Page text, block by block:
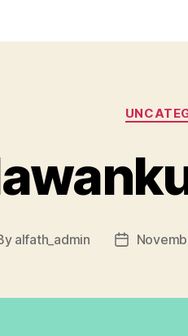
alfath_admin